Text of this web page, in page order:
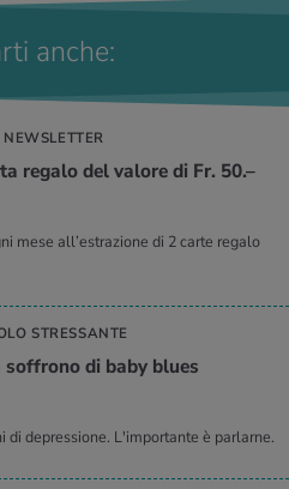
anche:
regalo del valore di Fr. 50.–
mese all’estrazione di 2 carte regalo
STRESSANTE
soffrono di baby blues
di depressione. L'importante è parlarne.